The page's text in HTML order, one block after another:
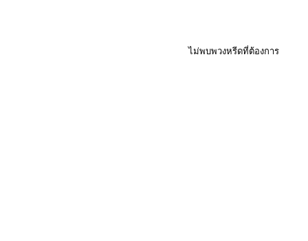
ไม่พบพวงหรีดที่ต้องการ